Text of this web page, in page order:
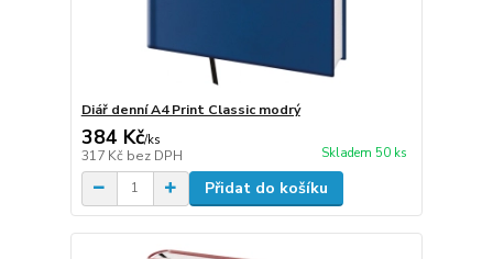
Diář denní A4 Print Classic modrý
384 Kč/ks
317 Kč bez DPH Skladem 50 ks
Přidat do košíku